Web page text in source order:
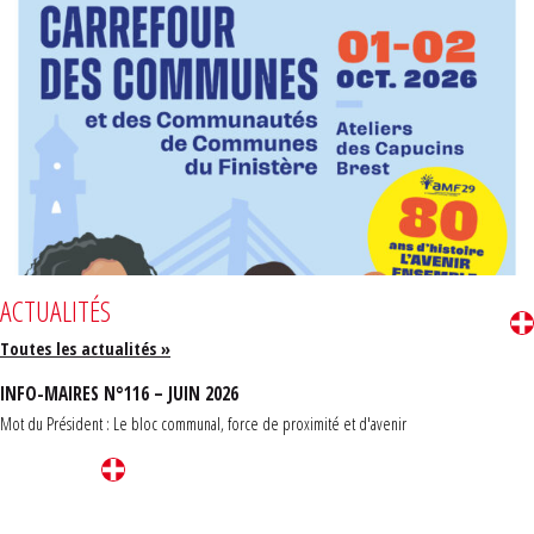
ACTUALITÉS
Toutes les actualités »
INFO-MAIRES N°116 – JUIN 2026
Mot du Président : Le bloc communal, force de proximité et d'avenir